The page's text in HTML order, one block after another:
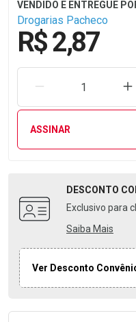
Drogarias Pacheco
R$ 2,87
REMOVER UMA
ASSINAR
DESCONTO
Exclusivo para
Saiba Mais
Ver Desconto